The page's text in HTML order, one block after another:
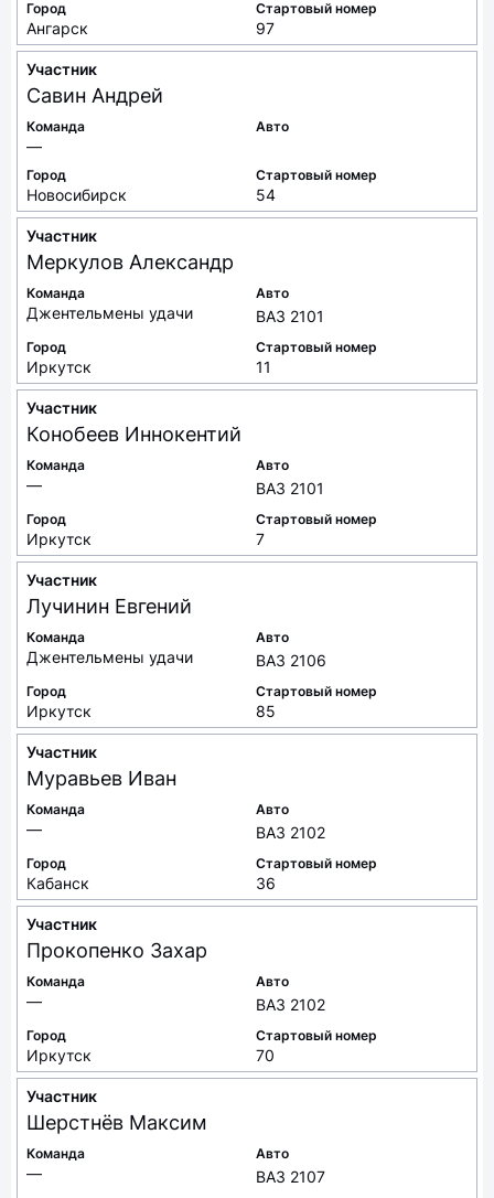
Город
Ангарск
Стартовый номер
97
Участник
Савин Андрей
Команда
—
Авто
Город
Новосибирск
Стартовый номер
54
Участник
Меркулов Александр
Команда
Джентельмены удачи
Авто
ВАЗ 2101
Город
Иркутск
Стартовый номер
11
Участник
Конобеев Иннокентий
Команда
—
Авто
ВАЗ 2101
Город
Иркутск
Стартовый номер
7
Участник
Лучинин Евгений
Команда
Джентельмены удачи
Авто
ВАЗ 2106
Город
Иркутск
Стартовый номер
85
Участник
Муравьев Иван
Команда
—
Авто
ВАЗ 2102
Город
Кабанск
Стартовый номер
36
Участник
Прокопенко Захар
Команда
—
Авто
ВАЗ 2102
Город
Иркутск
Стартовый номер
70
Участник
Шерстнёв Максим
Команда
—
Авто
ВАЗ 2107